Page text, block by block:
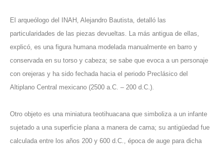
El arqueólogo del INAH, Alejandro Bautista, detalló las
particularidades de las piezas devueltas. La más antigua de ellas,
explicó, es una figura humana modelada manualmente en barro y
conservada en su torso y cabeza; se sabe que evoca a un personaje
con orejeras y ha sido fechada hacia el periodo Preclásico del
Altiplano Central mexicano (2500 a.C. – 200 d.C.).
Otro objeto es una miniatura teotihuacana que simboliza a un infante
sujetado a una superficie plana a manera de cama; su antigüedad fue
calculada entre los años 200 y 600 d.C., época de auge para dicha